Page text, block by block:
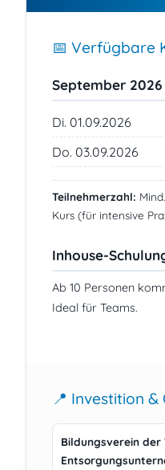
📅 Verfügbare
September 2026
Di. 01.09.2026
Do. 03.09.2026
Teilnehmerzahl:
Kurs (für intensive
Inhouse-
Ab 10 Personen
Ideal für Teams.
📍 Investition &
Bildungsverein der